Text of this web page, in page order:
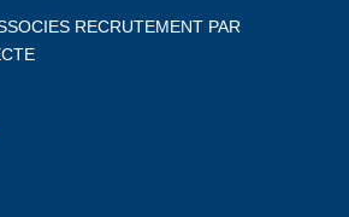
RECRUTEMENT PAR